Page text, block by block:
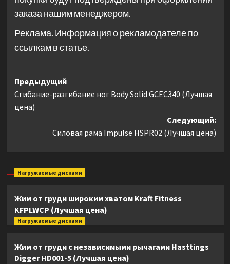
заказа нашим менеджером.
Реклама. Информация о рекламодателе по
ссылкам в статье.
Навигация
записи
Предыдущий
Сгибание-разгибание ног Body Solid GCEC340 (Лучшая
цена)
Следующий:
Силовая рама Impulse HSPR02 (Лучшая цена)
Нагружаемые дисками
Жим от груди широким хватом Kraft Fitness
KFPLWCP (Лучшая цена)
Нагружаемые дисками
Жим от груди с независимыми рычагами Hasttings
Digger HD001-5 (Лучшая цена)